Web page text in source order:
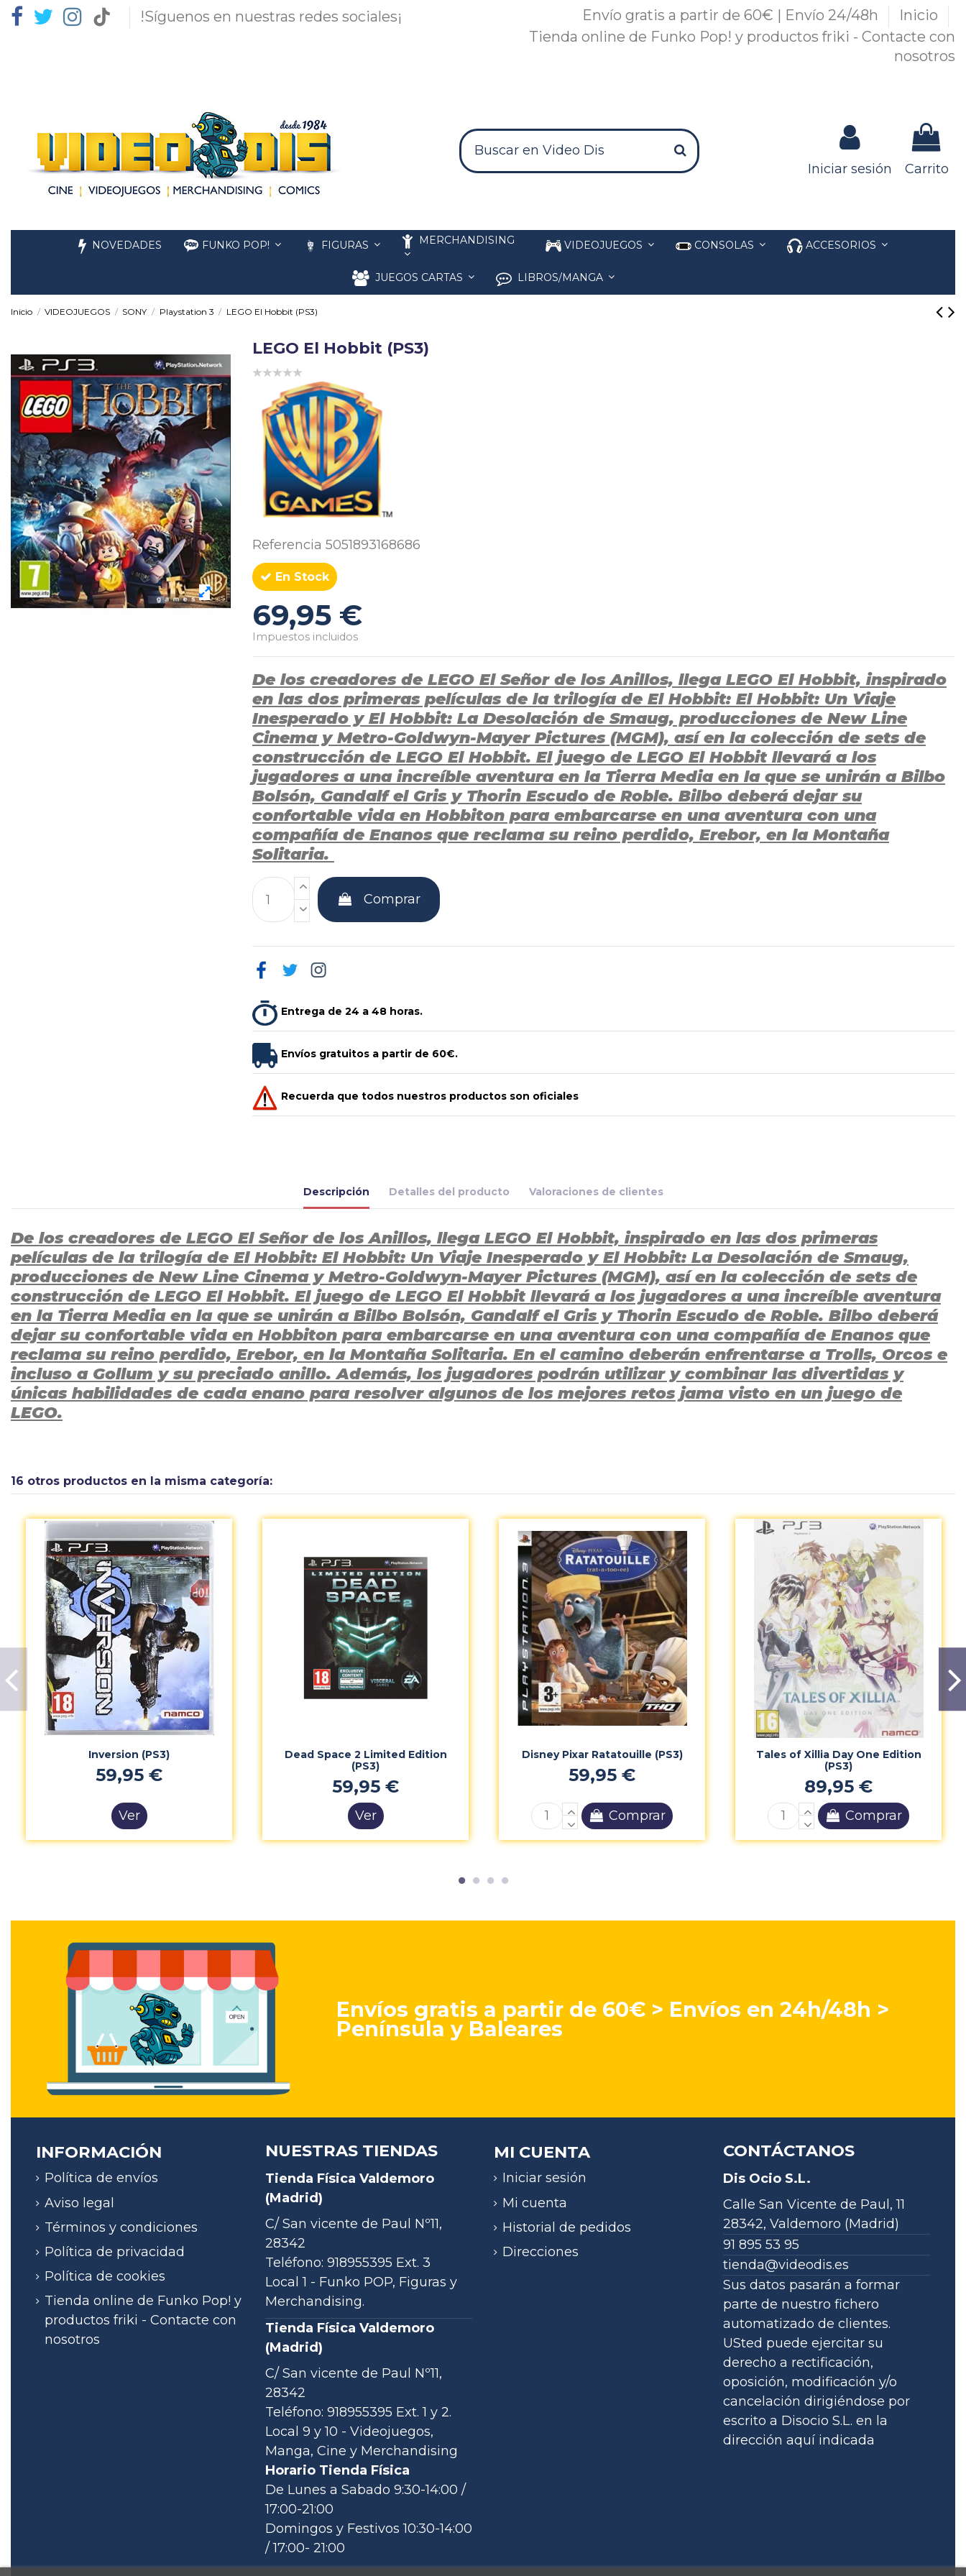
!Síguenos en nuestras redes sociales¡ Envío gratis a partir de 60€ | Envío 24/48h
Inicio
Tienda online de Funko Pop! y productos friki - Contacte con
nosotros
Iniciar sesión Carrito
NOVEDADES FUNKO POP! FIGURAS MERCHANDISING VIDEOJUEGOS CONSOLAS ACCESORIOS
JUEGOS CARTAS LIBROS/MANGA
Inicio VIDEOJUEGOS SONY Playstation 3 LEGO El Hobbit (PS3)
LEGO El Hobbit (PS3)
Referencia 5051893168686
En Stock
69,95 €
Impuestos incluidos
De los creadores de LEGO El Señor de los Anillos, llega LEGO El Hobbit, inspirado
en las dos primeras películas de la trilogía de El Hobbit: El Hobbit: Un Viaje
Inesperado y El Hobbit: La Desolación de Smaug, producciones de New Line
Cinema y Metro-Goldwyn-Mayer Pictures (MGM), así en la colección de sets de
construcción de LEGO El Hobbit. El juego de LEGO El Hobbit llevará a los
jugadores a una increíble aventura en la Tierra Media en la que se unirán a Bilbo
Bolsón, Gandalf el Gris y Thorin Escudo de Roble. Bilbo deberá dejar su
confortable vida en Hobbiton para embarcarse en una aventura con una
compañía de Enanos que reclama su reino perdido, Erebor, en la Montaña
Solitaria.
Comprar
Entrega de 24 a 48 horas.
Envíos gratuitos a partir de 60€.
Recuerda que todos nuestros productos son oficiales
Descripción Detalles del producto Valoraciones de clientes
De los creadores de LEGO El Señor de los Anillos, llega LEGO El Hobbit, inspirado en las dos primeras
películas de la trilogía de El Hobbit: El Hobbit: Un Viaje Inesperado y El Hobbit: La Desolación de Smaug,
producciones de New Line Cinema y Metro-Goldwyn-Mayer Pictures (MGM), así en la colección de sets de
construcción de LEGO El Hobbit. El juego de LEGO El Hobbit llevará a los jugadores a una increíble aventura
en la Tierra Media en la que se unirán a Bilbo Bolsón, Gandalf el Gris y Thorin Escudo de Roble. Bilbo deberá
dejar su confortable vida en Hobbiton para embarcarse en una aventura con una compañía de Enanos que
reclama su reino perdido, Erebor, en la Montaña Solitaria. En el camino deberán enfrentarse a Trolls, Orcos e
incluso a Gollum y su preciado anillo. Además, los jugadores podrán utilizar y combinar las divertidas y
únicas habilidades de cada enano para resolver algunos de los mejores retos jama visto en un juego de
LEGO.
Tipo
16 otros productos en la misma categoría:
Inversion (PS3)
59,95 €
Ver
Dead Space 2 Limited Edition
(PS3)
59,95 €
Ver
Disney Pixar Ratatouille (PS3)
59,95 €
Comprar
Tales of Xillia Day One Edition
(PS3)
89,95 €
Comprar
Envíos gratis a partir de 60€ > Envíos en 24h/48h >
Península y Baleares
INFORMACIÓN
Política de envíos
Aviso legal
Términos y condiciones
Política de privacidad
Política de cookies
Tienda online de Funko Pop! y
productos friki - Contacte con
nosotros
NUESTRAS TIENDAS
Tienda Física Valdemoro
(Madrid)
C/ San vicente de Paul Nº11,
28342
Teléfono: 918955395 Ext. 3
Local 1 - Funko POP, Figuras y
Merchandising.
Tienda Física Valdemoro
(Madrid)
C/ San vicente de Paul Nº11,
28342
Teléfono: 918955395 Ext. 1 y 2.
Local 9 y 10 - Videojuegos,
Manga, Cine y Merchandising
Horario Tienda Física
De Lunes a Sabado 9:30-14:00 /
17:00-21:00
Domingos y Festivos 10:30-14:00
/ 17:00- 21:00
MI CUENTA
Iniciar sesión
Mi cuenta
Historial de pedidos
Direcciones
CONTÁCTANOS
Dis Ocio S.L.
Calle San Vicente de Paul, 11
28342, Valdemoro (Madrid)
91 895 53 95
tienda@videodis.es
Sus datos pasarán a formar
parte de nuestro fichero
automatizado de clientes.
USted puede ejercitar su
derecho a rectificación,
oposición, modificación y/o
cancelación dirigiéndose por
escrito a Disocio S.L. en la
dirección aquí indicada